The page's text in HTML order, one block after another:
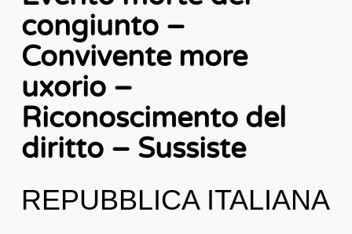
congiunto –
Convivente more
uxorio –
Riconoscimento del
diritto – Sussiste
REPUBBLICA ITALIANA